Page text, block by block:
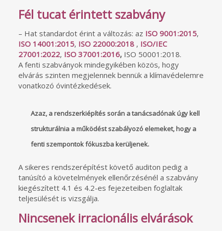
Fél tucat érintett szabvány
– Hat standardot érint a változás: az ISO 9001:2015,
ISO 14001:2015, ISO 22000:2018, ISO/IEC
27001:2022, ISO 37001:2016,ISO 50001:2018.
A fenti szabványok mindegyikében közös, hogy
elvárás szinten megjelennek bennük a klímavédelemre
vonatkozó óvintézkedések.
Azaz, a rendszerkiépítés során a tanácsadónak úgy kell
strukturálnia a működést szabályozó elemeket, hogy a
fenti szempontok fókuszba kerüljenek.
A sikeres rendszerépítést követő auditon pedig a
tanúsító a követelmények ellenőrzésénél a szabvány
kiegészített 4.1 és 4.2-es fejezeteiben foglaltak
teljesülését is vizsgálja.
Nincsenek irracionális elvárások